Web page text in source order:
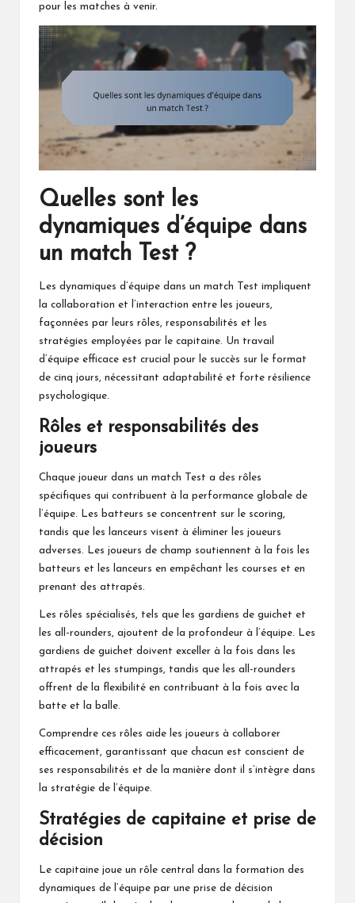
pour les matches à venir.
Quelles sont les
dynamiques d’équipe dans
un match Test ?
Les dynamiques d’équipe dans un match Test impliquent
la collaboration et l’interaction entre les joueurs,
façonnées par leurs rôles, responsabilités et les
stratégies employées par le capitaine. Un travail
d’équipe efficace est crucial pour le succès sur le format
de cinq jours, nécessitant adaptabilité et forte résilience
psychologique.
Rôles et responsabilités des
joueurs
Chaque joueur dans un match Test a des rôles
spécifiques qui contribuent à la performance globale de
l’équipe. Les batteurs se concentrent sur le scoring,
tandis que les lanceurs visent à éliminer les joueurs
adverses. Les joueurs de champ soutiennent à la fois les
batteurs et les lanceurs en empêchant les courses et en
prenant des attrapés.
Les rôles spécialisés, tels que les gardiens de guichet et
les all-rounders, ajoutent de la profondeur à l’équipe. Les
gardiens de guichet doivent exceller à la fois dans les
attrapés et les stumpings, tandis que les all-rounders
offrent de la flexibilité en contribuant à la fois avec la
batte et la balle.
Comprendre ces rôles aide les joueurs à collaborer
efficacement, garantissant que chacun est conscient de
ses responsabilités et de la manière dont il s’intègre dans
la stratégie de l’équipe.
Stratégies de capitaine et prise de
décision
Le capitaine joue un rôle central dans la formation des
dynamiques de l’équipe par une prise de décision